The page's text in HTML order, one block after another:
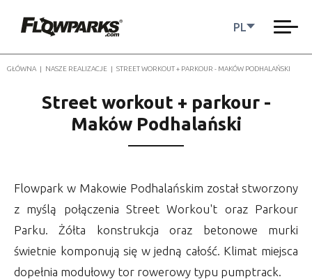
PL
GŁÓWNA | NASZE REALIZACJE | STREET WORKOUT + PARKOUR - MAKÓW PODHALAŃSKI
Street workout + parkour -
Maków Podhalański
Flowpark w Makowie Podhalańskim został stworzony
z myślą połączenia Street Workou't oraz Parkour
Parku. Żółta konstrukcja oraz betonowe murki
świetnie komponują się w jedną całość. Klimat miejsca
dopełnia modułowy tor rowerowy typu pumptrack.